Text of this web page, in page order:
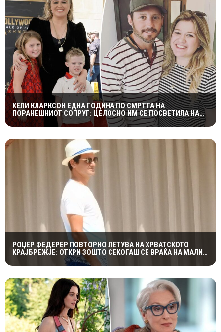
КЕЛИ КЛАРКСОН ЕДНА ГОДИНА ПО СМРТТА НА
ПОРАНЕШНИОТ СОПРУГ: ЦЕЛОСНО ИМ СЕ ПОСВЕТИЛА НА
ДЕЦАТА ВО НАЈТЕШКИОТ ПЕРИОД
РОЏЕР ФЕДЕРЕР ПОВТОРНО ЛЕТУВА НА ХРВАТСКОТО
КРАЈБРЕЖЈЕ: ОТКРИ ЗОШТО СЕКОГАШ СЕ ВРАЌА НА МАЛИ